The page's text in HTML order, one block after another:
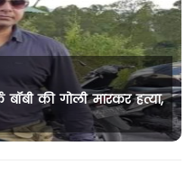
की गोली मारकर हत्या,